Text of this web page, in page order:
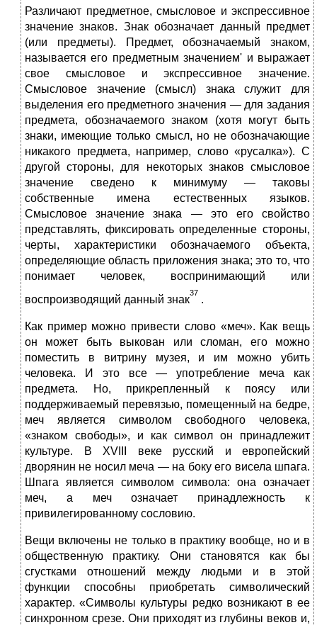
Различают предметное, смысловое и экспрессивное
значение знаков. Знак обозначает данный предмет
(или предметы). Предмет, обозначае­мый знаком,
называется его предметным значением' и выражает
свое смысловое и экспрессивное значение.
Смысловое значение (смысл) знака служит для
выделения его предметного значения — для задания
предмета, обозначаемого знаком (хотя могут быть
знаки, имеющие только смысл, но не обозначающие
никакого предмета, например, слово «русалка»). С
другой стороны, для некоторых знаков смысловое
значение сведено к минимуму — таковы
собственные имена естественных языков.
Смысловое значение знака — это его свойство
представлять, фиксировать определенные стороны,
черты, характеристики обозначаемого объекта,
определяющие область приложения знака; это то, что
понимает человек, воспринимающий или
воспроизводящий данный знак
37
.
Как пример можно привести слово «меч». Как вещь
он может быть выкован или сломан, его можно
поместить в витрину музея, и
им можно убить
человека. И это все — употребление меча как
предмета. Но, прикрепленный к поясу или
поддерживаемый перевязью, помещенный на бедре,
меч является символом свободного человека,
«знаком свободы», и как символ он принадлежит
культуре. В XVIII веке русский и европейский
дворянин не носил меча — на боку его висела шпага.
Шпага является символом символа: она означает
меч, а меч означает принадлежность к
привилегированному сословию.
Вещи включены не только в практику вообще, но и в
общественную практику. Они становятся как бы
сгустками отношений между людьми и в этой
функции способны приобретать символический
характер. «Символы культуры редко возникают в ее
синхронном срезе. Они приходят из глубины веков и,